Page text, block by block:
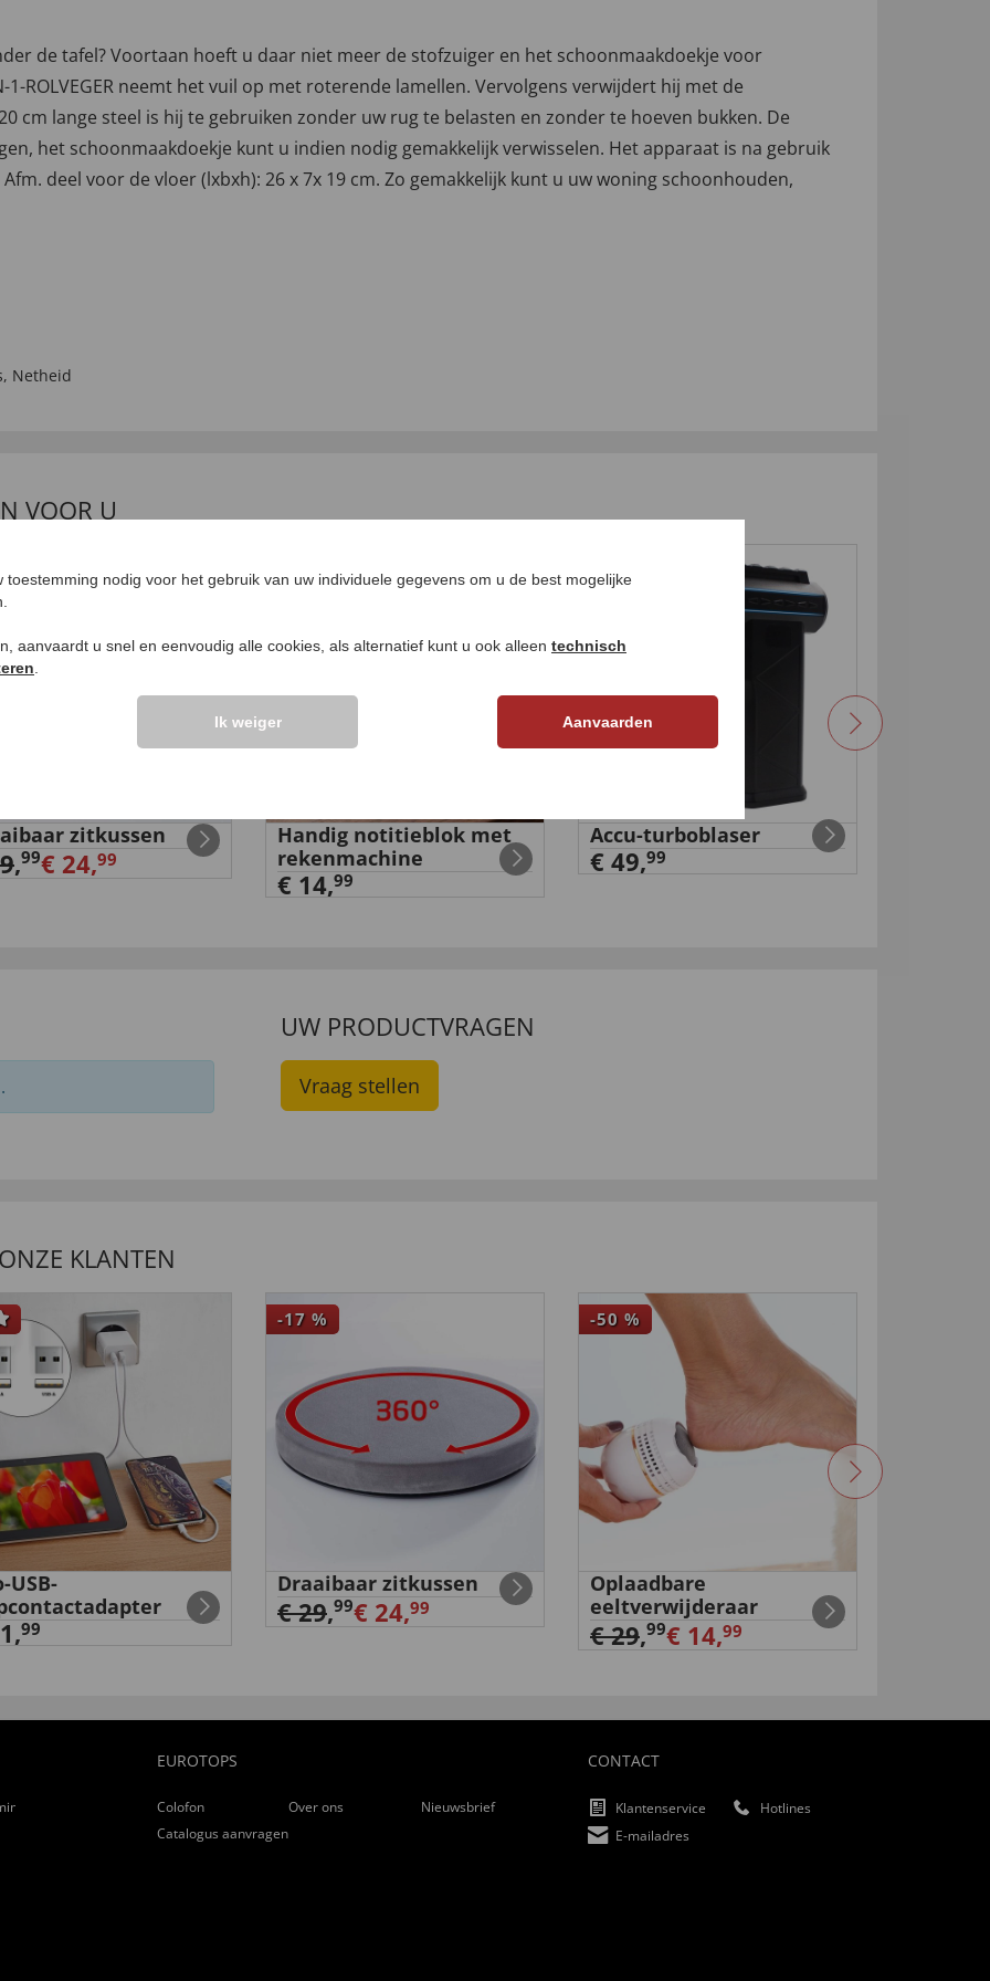
de tafel? Voortaan hoeft u daar niet meer de stofzuiger en het schoonmaakdoekje voor
1-ROLVEGER neemt het vuil op met roterende lamellen. Vervolgens verwijdert hij met de
cm lange steel is hij te gebruiken zonder uw rug te belasten en zonder te hoeven bukken. De
het schoonmaakdoekje kunt u indien nodig gemakkelijk verwisselen. Het apparaat is na gebruik
deel voor de vloer (lxbxh): 26 x 7x 19 cm. Zo gemakkelijk kunt u uw woning schoonhouden,
, Netheid
VOOR U
zitkussen
,99€ 24,99
NIEUW
Handig notitieblok met
rekenmachine
€ 14,99
Accu-turboblaser
€ 49,99
UW PRODUCTVRAGEN
Vraag stellen
KLANTEN
USB-
99
-17 %
Draaibaar zitkussen
€ 29,99€ 24,99
-50 %
Oplaadbare
eeltverwijderaar
€ 29,99€ 14,99
EUROTOPS
Colofon Over ons
Nieuwsbrief
Catalogus aanvragen
CONTACT
Klantenservice
Hotlines
E-mailadres
nodig voor het gebruik van uw individuele gegevens om u de best mogelijke
aanvaardt u snel en eenvoudig alle cookies, als alternatief kunt u ook alleen technisch
Ik weiger Aanvaarden